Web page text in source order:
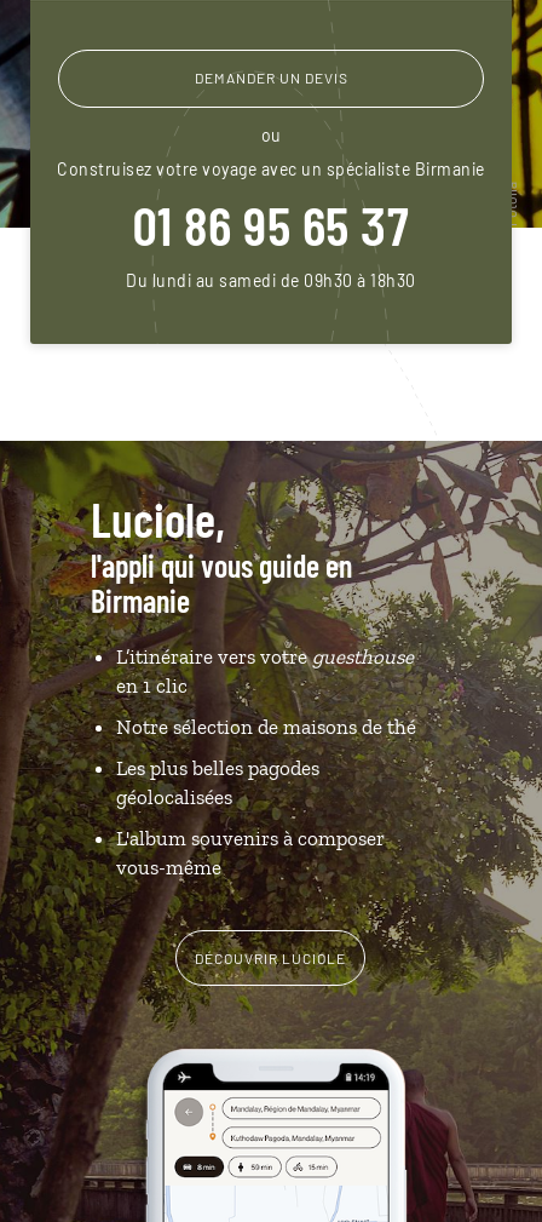
DEMANDER UN DEVIS
ou
Construisez votre voyage avec un spécialiste Birmanie
01 86 95 65 37
Du lundi au samedi de 09h30 à 18h30
Luciole,
l'appli qui vous guide en
Birmanie
L’itinéraire vers votreguesthouse
en 1 clic
Notre sélection de maisons de thé
Les plus belles pagodes
géolocalisées
L'album souvenirs à composer
vous-même
DÉCOUVRIR LUCIOLE